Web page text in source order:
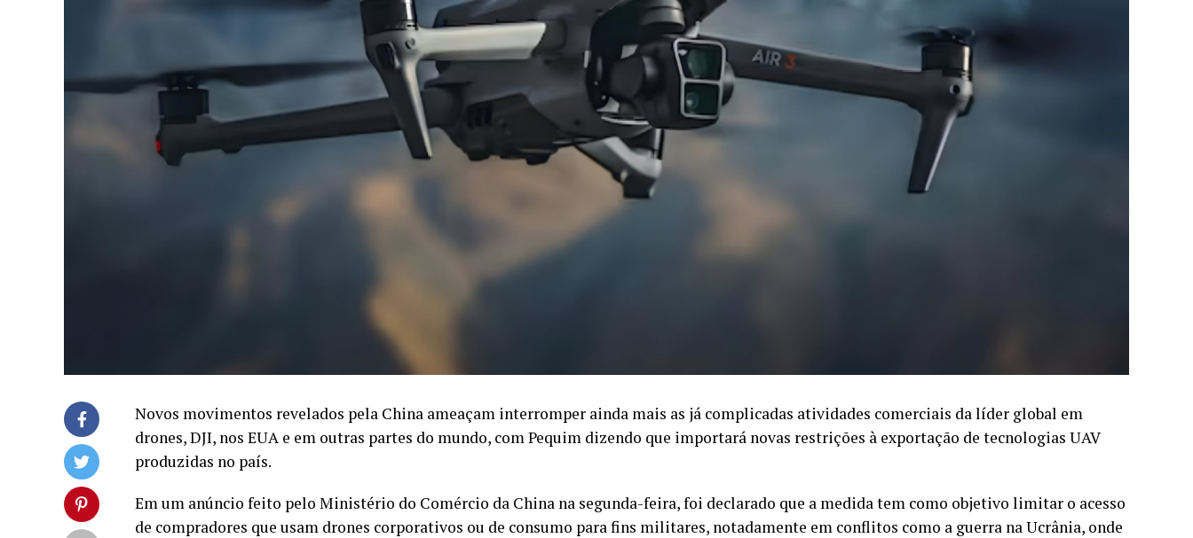
Novos movimentos revelados pela China ameaçam interromper ainda mais as já complicadas atividades comerciais da líder global em
drones, DJI, nos EUA e em outras partes do mundo, com Pequim dizendo que importará novas restrições à exportação de tecnologias UAV
produzidas no país.
Em um anúncio feito pelo Ministério do Comércio da China na segunda-feira, foi declarado que a medida tem como objetivo limitar o acesso
de compradores que usam drones corporativos ou de consumo para fins militares, notadamente em conflitos como a guerra na Ucrânia, onde